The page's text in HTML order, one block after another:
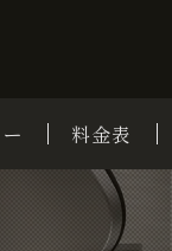
料金表